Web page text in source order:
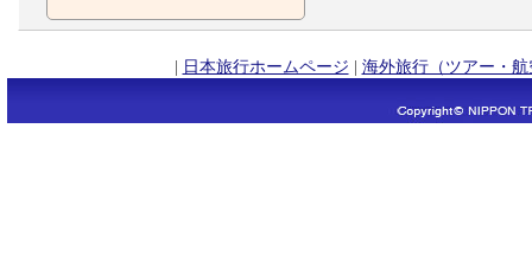
| 日本旅行ホームページ | 海外旅行（ツアー・航